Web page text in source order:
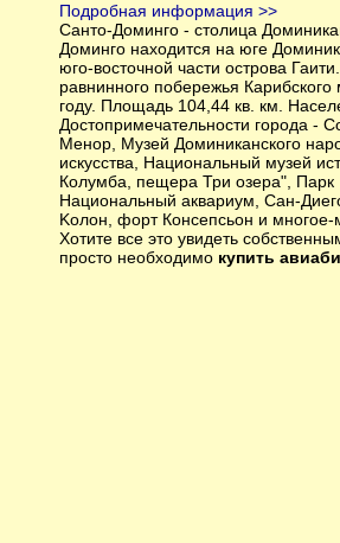
Подробная информация >>
Санто-Доминго - столица
Доминго находится на юге
юго-восточной части острова
равнинного побережья
году. Площадь 104,44 кв. км.
Достопримечательности города -
Менор, Музей Доминиканского
искусства, Национальный музей
Колумба, пещера Три озера",
Национальный аквариум, Сан-
Koлoн, форт Консепсьон и многое-
Хотите все это увидеть
просто необходимо купить